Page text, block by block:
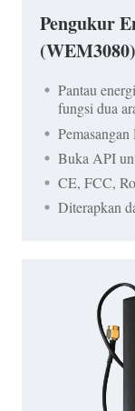
Pengukur
(WEM3080)
Pantau
fungsi dua
Buka API
CE, FCC,
Diterapkan